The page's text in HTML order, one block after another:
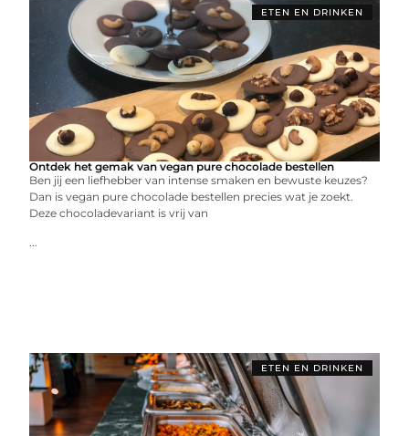
ETEN EN DRINKEN
Ontdek het gemak van vegan pure chocolade bestellen
Ben jij een liefhebber van intense smaken en bewuste keuzes?
Dan is vegan pure chocolade bestellen precies wat je zoekt.
Deze chocoladevariant is vrij van
...
ETEN EN DRINKEN